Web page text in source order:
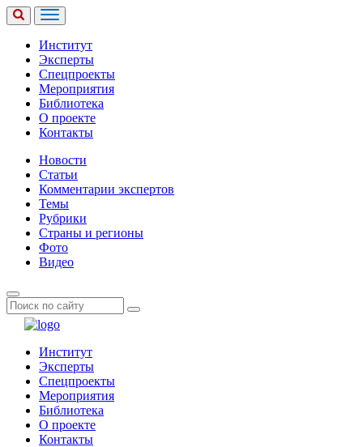
Институт
Эксперты
Спецпроекты
Мероприятия
Библиотека
О проекте
Контакты
Новости
Статьи
Комментарии экспертов
Темы
Рубрики
Страны и регионы
Фото
Видео
Институт
Эксперты
Спецпроекты
Мероприятия
Библиотека
О проекте
Контакты